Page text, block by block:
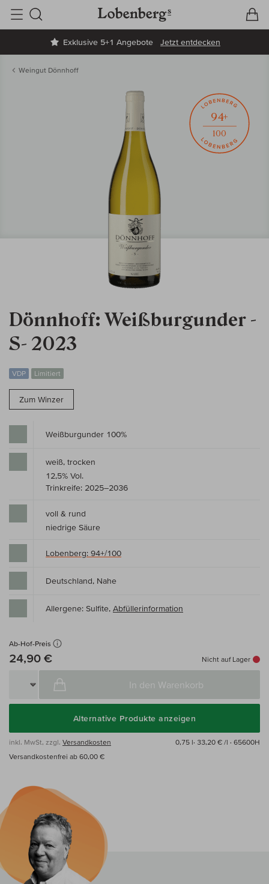
Exklusive 5+1 Angebote Jetzt entdecken
Suche
Weingut Dönnhoff
Dönnhoff: Weißburgunder -
S- 2023
VDP Limitiert
Zum Winzer
94+
100
Weißburgunder 100%
weiß, trocken
12,5% Vol.
Trinkreife: 2025–2036
voll & rund
niedrige Säure
Lobenberg: 94+/100
Deutschland, Nahe
Allergene: Sulfite, Abfüllerinformation
Ab-Hof-Preis
24,90 € Nicht auf Lager
In den Warenkorb
Alternative Produkte anzeigen
inkl. MwSt, zzgl. Versandkosten 0,75 l· 33,20 € /l · 65600H
Versandkostenfrei ab 60,00 €